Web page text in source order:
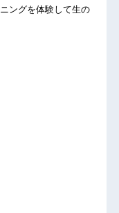
ングを体験して生の